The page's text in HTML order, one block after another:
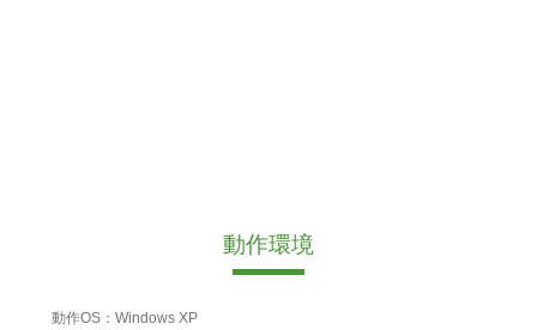
動作環境
動作OS：Windows XP